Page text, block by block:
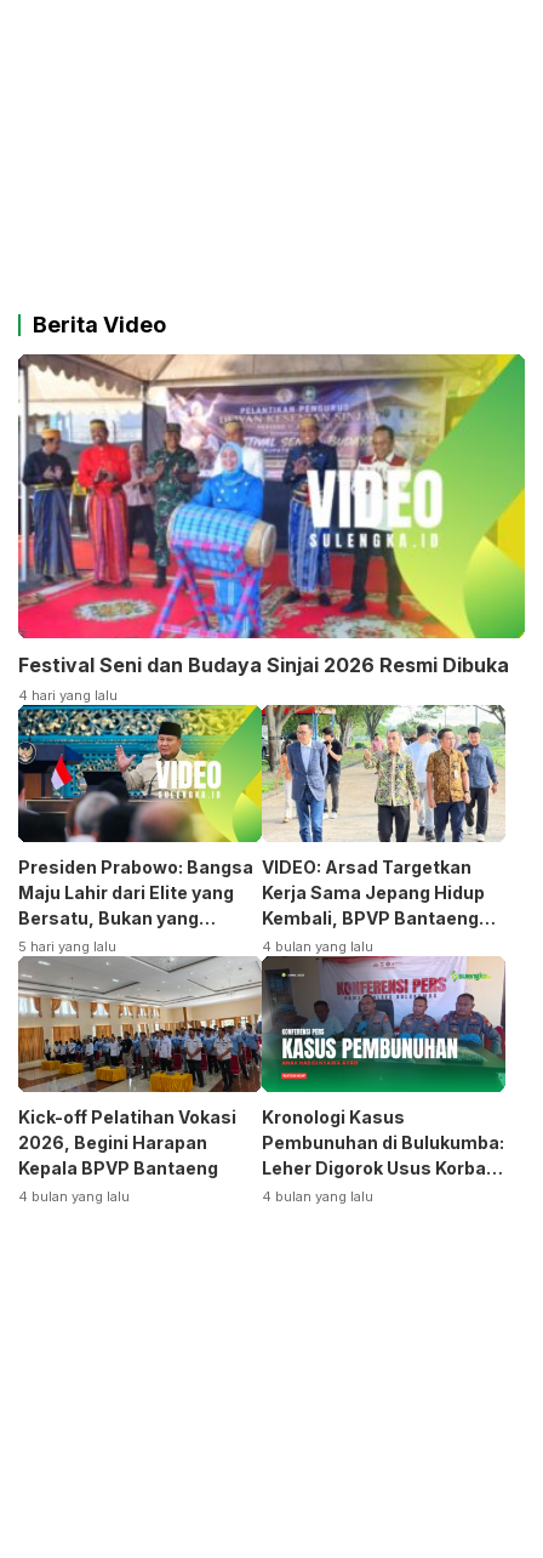
Berita Video
Festival Seni dan Budaya Sinjai 2026 Resmi Dibuka
4 hari yang lalu
Presiden Prabowo: Bangsa
Maju Lahir dari Elite yang
Bersatu, Bukan yang
Terpecah
5 hari yang lalu
VIDEO: Arsad Targetkan
Kerja Sama Jepang Hidup
Kembali, BPVP Bantaeng
Siap Bangkitkan Jurusan
Otomotif
4 bulan yang lalu
Kick-off Pelatihan Vokasi
2026, Begini Harapan
Kepala BPVP Bantaeng
4 bulan yang lalu
Kronologi Kasus
Pembunuhan di Bulukumba:
Leher Digorok Usus Korban
Dikeluarkan
4 bulan yang lalu